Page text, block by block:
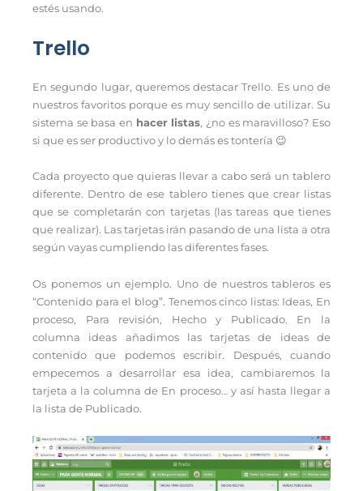
estés usando.
Trello
En segundo lugar, queremos destacar Trello. Es uno de
nuestros favoritos porque es muy sencillo de utilizar. Su
sistema se basa en hacer listas, ¿no es maravilloso? Eso
si que es ser productivo y lo demás es tontería 😉
Cada proyecto que quieras llevar a cabo será un tablero
diferente. Dentro de ese tablero tienes que crear listas
que se completarán con tarjetas (las tareas que tienes
que realizar). Las tarjetas irán pasando de una lista a otra
según vayas cumpliendo las diferentes fases.
Os ponemos un ejemplo. Uno de nuestros tableros es
“Contenido para el blog”. Tenemos cinco listas: Ideas, En
proceso, Para revisión, Hecho y Publicado. En la
columna ideas añadimos las tarjetas de ideas de
contenido que podemos escribir. Después, cuando
empecemos a desarrollar esa idea, cambiaremos la
tarjeta a la columna de En proceso… y así hasta llegar a
la lista de Publicado.